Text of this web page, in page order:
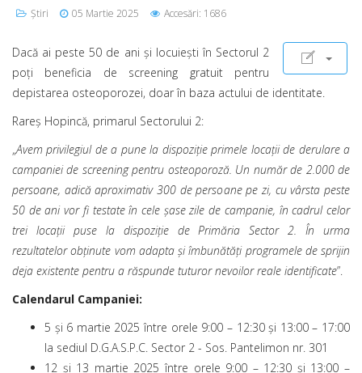
Știri 05 Martie 2025 Accesări: 1686
Dacă ai peste 50 de ani şi locuieşti în Sectorul 2
poţi beneficia de screening gratuit pentru
depistarea osteoporozei, doar în baza actului de identitate.
Rareș Hopincă, primarul Sectorului 2:
„Avem privilegiul de a pune la dispoziţie primele locații de derulare a
campaniei de screening pentru osteoporoză. Un număr de 2.000 de
persoane, adică aproximativ 300 de persoane pe zi, cu vârsta peste
50 de ani vor fi testate în cele şase zile de campanie, în cadrul celor
trei locații puse la dispoziţie de Primăria Sector 2. În urma
rezultatelor obținute vom adapta şi îmbunătăţi programele de sprijin
deja existente pentru a răspunde tuturor nevoilor reale identificate”.
Calendarul Campaniei:
5 și 6 martie 2025 între orele 9:00 – 12:30 și 13:00 – 17:00
la sediul D.G.A.S.P.C. Sector 2 - Sos. Pantelimon nr. 301
12 și 13 martie 2025 între orele 9:00 – 12:30 și 13:00 –